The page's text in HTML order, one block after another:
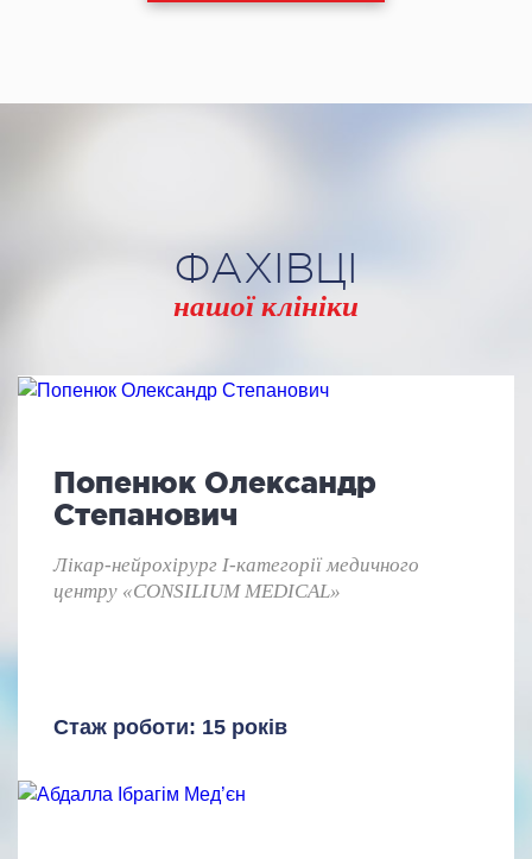
ФАХІВЦІ
нашої клініки
Попенюк Олександр
Степанович
Лікар-нейрохірург I-категорії медичного
центру «CONSILIUM MEDICAL»
Стаж роботи: 15 років